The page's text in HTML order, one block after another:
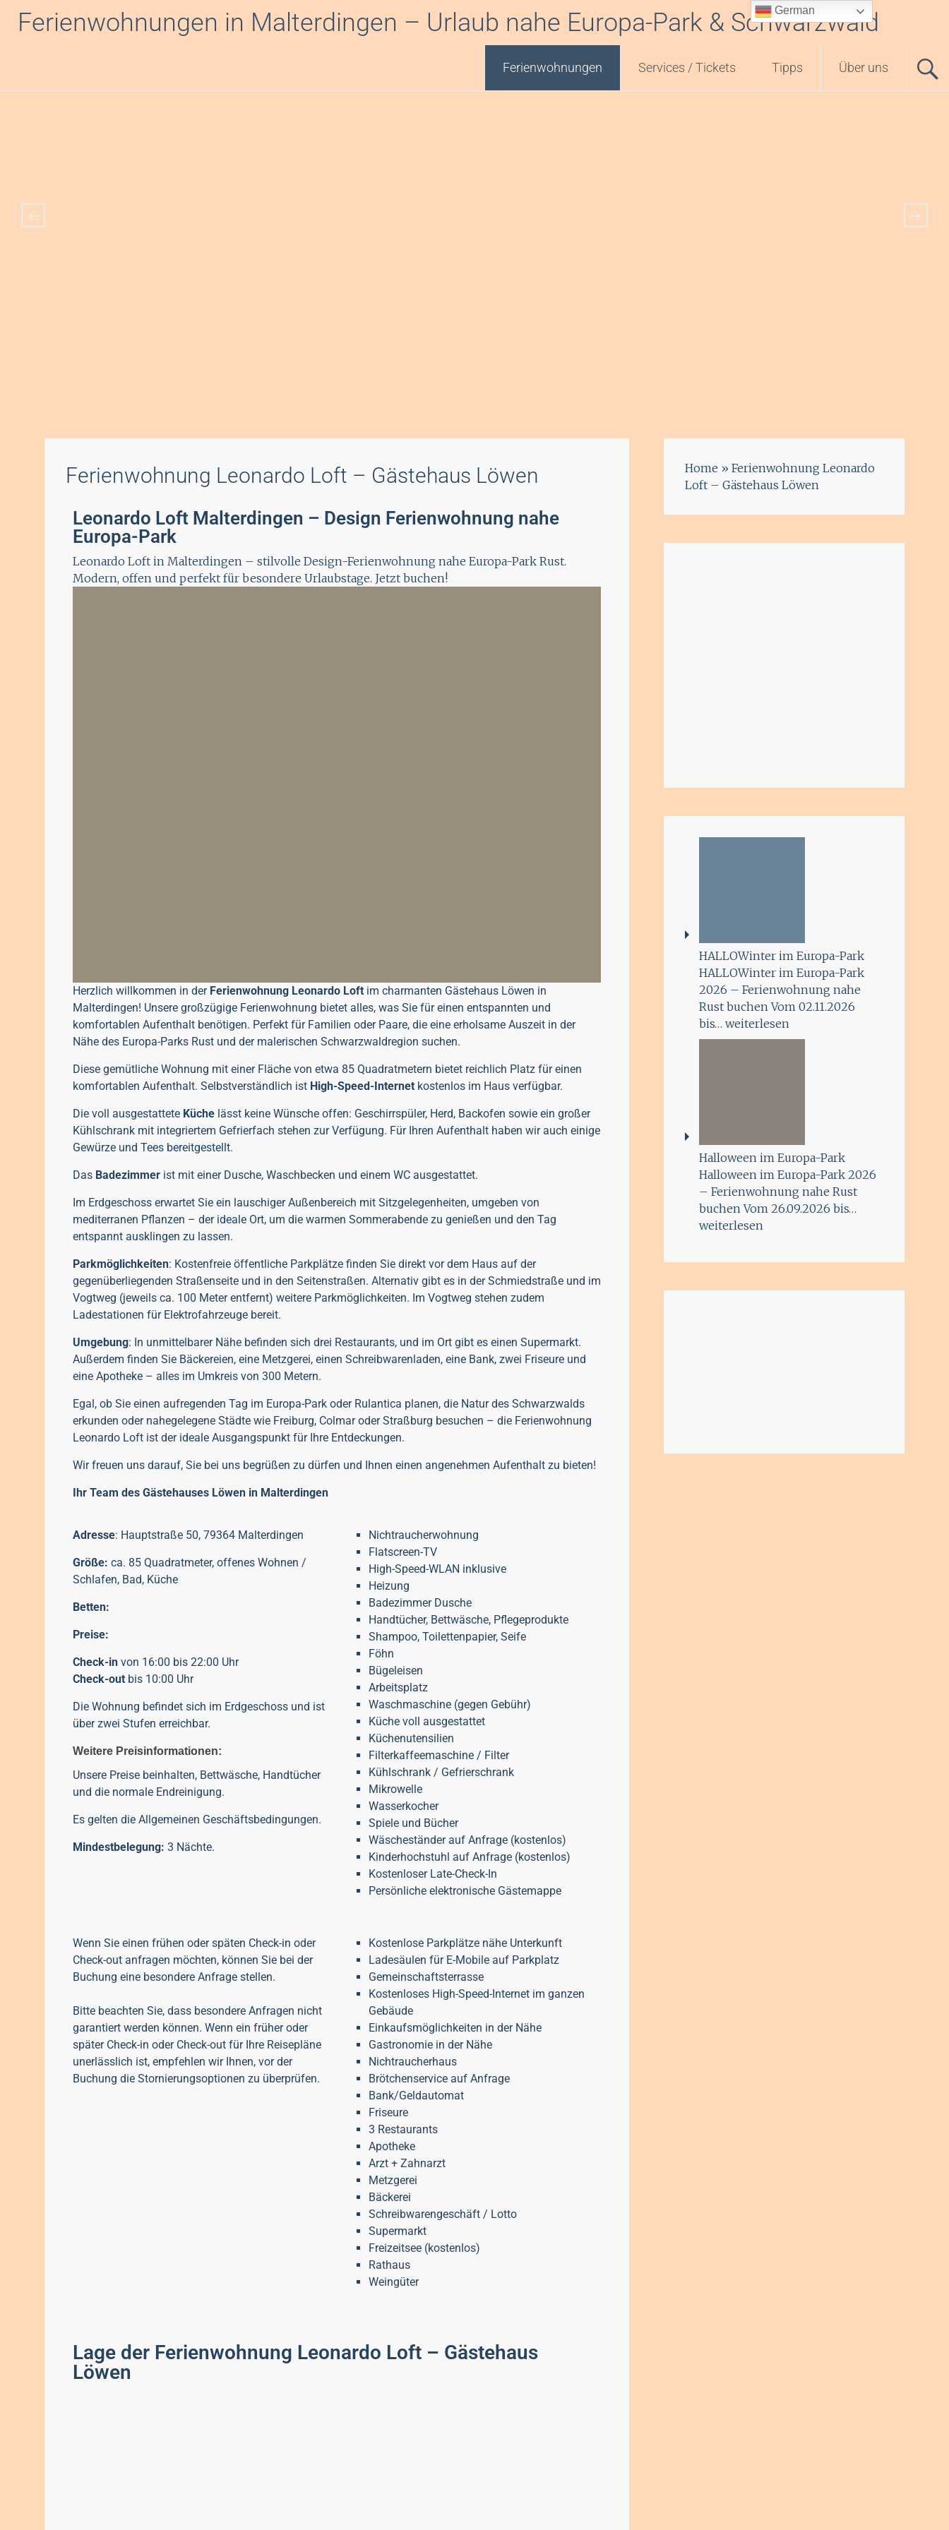
springen
Ferienwohnungen in Malterdingen – Urlaub nahe Europa-Park & Schwarzwald
Ferienwohnungen Services / Tickets Tipps Über uns
Ferienwohnung Leonardo Loft – Gästehaus Löwen
Leonardo Loft Malterdingen – Design Ferienwohnung nahe
Europa-Park
Leonardo Loft in Malterdingen – stilvolle Design-Ferienwohnung nahe Europa-Park Rust.
Modern, offen und perfekt für besondere Urlaubstage. Jetzt buchen!
Herzlich willkommen in der Ferienwohnung Leonardo Loft im charmanten Gästehaus Löwen in
Malterdingen! Unsere großzügige Ferienwohnung bietet alles, was Sie für einen entspannten und
komfortablen Aufenthalt benötigen. Perfekt für Familien oder Paare, die eine erholsame Auszeit in der
Nähe des Europa-Parks Rust und der malerischen Schwarzwaldregion suchen.
Diese gemütliche Wohnung mit einer Fläche von etwa 85 Quadratmetern bietet reichlich Platz für einen
komfortablen Aufenthalt. Selbstverständlich ist High-Speed-Internet kostenlos im Haus verfügbar.
Die voll ausgestattete Küche lässt keine Wünsche offen: Geschirrspüler, Herd, Backofen sowie ein großer
Kühlschrank mit integriertem Gefrierfach stehen zur Verfügung. Für Ihren Aufenthalt haben wir auch einige
Gewürze und Tees bereitgestellt.
Das Badezimmer ist mit einer Dusche, Waschbecken und einem WC ausgestattet.
Im Erdgeschoss erwartet Sie ein lauschiger Außenbereich mit Sitzgelegenheiten, umgeben von
mediterranen Pflanzen – der ideale Ort, um die warmen Sommerabende zu genießen und den Tag
entspannt ausklingen zu lassen.
Parkmöglichkeiten: Kostenfreie öffentliche Parkplätze finden Sie direkt vor dem Haus auf der
gegenüberliegenden Straßenseite und in den Seitenstraßen. Alternativ gibt es in der Schmiedstraße und im
Vogtweg (jeweils ca. 100 Meter entfernt) weitere Parkmöglichkeiten. Im Vogtweg stehen zudem
Ladestationen für Elektrofahrzeuge bereit.
Umgebung: In unmittelbarer Nähe befinden sich drei Restaurants, und im Ort gibt es einen Supermarkt.
Außerdem finden Sie Bäckereien, eine Metzgerei, einen Schreibwarenladen, eine Bank, zwei Friseure und
eine Apotheke – alles im Umkreis von 300 Metern.
Egal, ob Sie einen aufregenden Tag im Europa-Park oder Rulantica planen, die Natur des Schwarzwalds
erkunden oder nahegelegene Städte wie Freiburg, Colmar oder Straßburg besuchen – die Ferienwohnung
Leonardo Loft ist der ideale Ausgangspunkt für Ihre Entdeckungen.
Wir freuen uns darauf, Sie bei uns begrüßen zu dürfen und Ihnen einen angenehmen Aufenthalt zu bieten!
Ihr Team des Gästehauses Löwen in Malterdingen
Adresse: Hauptstraße 50, 79364 Malterdingen
Größe: ca. 85 Quadratmeter, offenes Wohnen /
Schlafen, Bad, Küche
Betten:
Preise:
Check-in von 16:00 bis 22:00 Uhr
Check-out bis 10:00 Uhr
Die Wohnung befindet sich im Erdgeschoss und ist
über zwei Stufen erreichbar.
Weitere Preisinformationen:
Unsere Preise beinhalten, Bettwäsche, Handtücher
und die normale Endreinigung.
Es gelten die Allgemeinen Geschäftsbedingungen.
Mindestbelegung: 3 Nächte.
Nichtraucherwohnung
Flatscreen-TV
High-Speed-WLAN inklusive
Heizung
Badezimmer Dusche
Handtücher, Bettwäsche, Pflegeprodukte
Shampoo, Toilettenpapier, Seife
Föhn
Bügeleisen
Arbeitsplatz
Waschmaschine (gegen Gebühr)
Küche voll ausgestattet
Küchenutensilien
Filterkaffeemaschine / Filter
Kühlschrank / Gefrierschrank
Mikrowelle
Wasserkocher
Spiele und Bücher
Wäscheständer auf Anfrage (kostenlos)
Kinderhochstuhl auf Anfrage (kostenlos)
Kostenloser Late-Check-In
Persönliche elektronische Gästemappe
Wenn Sie einen frühen oder späten Check-in oder
Check-out anfragen möchten, können Sie bei der
Buchung eine besondere Anfrage stellen.
Bitte beachten Sie, dass besondere Anfragen nicht
garantiert werden können. Wenn ein früher oder
später Check-in oder Check-out für Ihre Reisepläne
unerlässlich ist, empfehlen wir Ihnen, vor der
Buchung die Stornierungsoptionen zu überprüfen.
Kostenlose Parkplätze nähe Unterkunft
Ladesäulen für E-Mobile auf Parkplatz
Gemeinschaftsterrasse
Kostenloses High-Speed-Internet im ganzen
Gebäude
Einkaufsmöglichkeiten in der Nähe
Gastronomie in der Nähe
Nichtraucherhaus
Brötchenservice auf Anfrage
Bank/Geldautomat
Friseure
3 Restaurants
Apotheke
Arzt + Zahnarzt
Metzgerei
Bäckerei
Schreibwarengeschäft / Lotto
Supermarkt
Freizeitsee (kostenlos)
Rathaus
Weingüter
Lage der Ferienwohnung Leonardo Loft – Gästehaus
Löwen
Home » Ferienwohnung Leonardo
Loft – Gästehaus Löwen
HALLOWinter im Europa-Park
HALLOWinter im Europa-Park
2026 – Ferienwohnung nahe
Rust buchen Vom 02.11.2026
bis… weiterlesen
Halloween im Europa-Park
Halloween im Europa-Park 2026
– Ferienwohnung nahe Rust
buchen Vom 26.09.2026 bis…
weiterlesen
German